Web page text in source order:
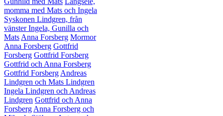
momma med Mats och Ingela
Syskonen Lindgren, från
vänster Ingela, Gunilla och
Mats Anna Forsberg Mormor
Anna Forsberg Gottfrid
Forsberg Gottfrid Forsberg
Gottfrid och Anna Forsberg
Gottfrid Forsberg Andreas
Lindgren och Mats Lindgren
Ingela Lindgren och Andreas
Lindgren Gottfrid och Anna
Forsberg Anna Forsberg och